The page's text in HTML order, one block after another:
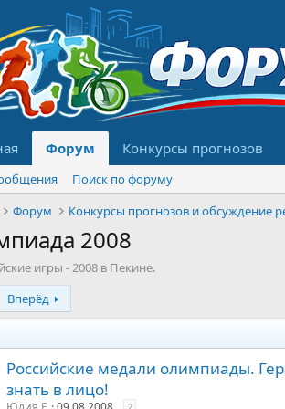
Форум Конкурсы прогнозов
Поиск по форуму
Форум
2008
игры - 2008 в Пекине.
Вперёд
Российские медали олимпиады.
знать в лицо!